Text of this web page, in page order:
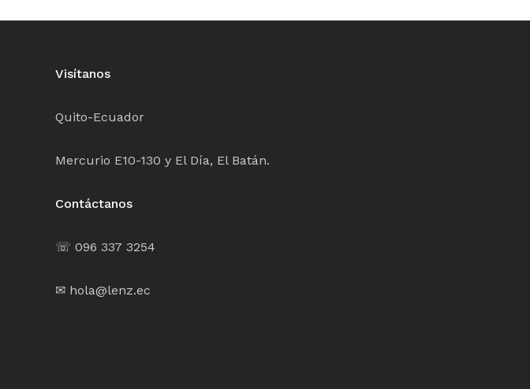
Visítanos
Quito-Ecuador
Mercurio E10-130 y El Día, El Batán.
Contáctanos
☏ 096 337 3254
✉ hola@lenz.ec